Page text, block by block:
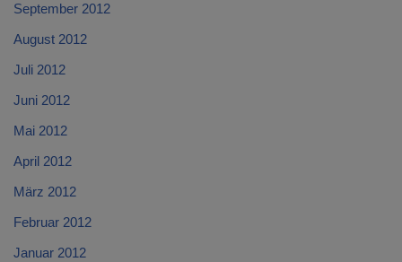
September 2012
August 2012
Juli 2012
Juni 2012
Mai 2012
April 2012
März 2012
Februar 2012
Januar 2012